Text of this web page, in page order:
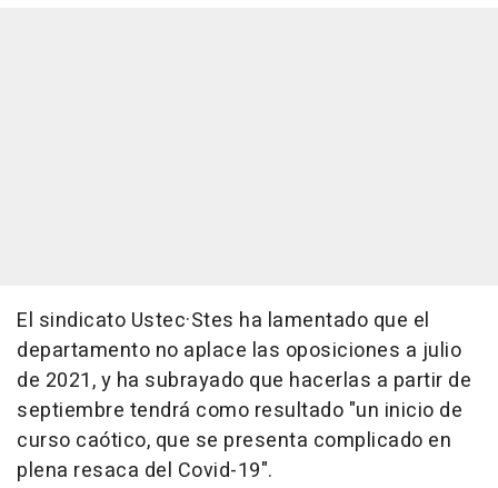
El sindicato Ustec·Stes ha lamentado que el
departamento no aplace las oposiciones a julio
de 2021, y ha subrayado que hacerlas a partir de
septiembre tendrá como resultado "un inicio de
curso caótico, que se presenta complicado en
plena resaca del Covid-19".